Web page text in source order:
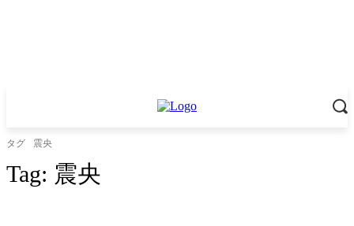
タグ 震央
Tag: 震央